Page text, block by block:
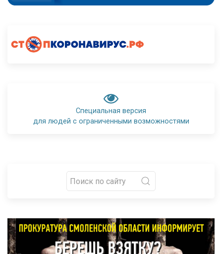
Специальная версия
для людей с ограниченными возможностями